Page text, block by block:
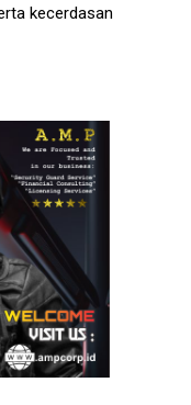
kecerdasan